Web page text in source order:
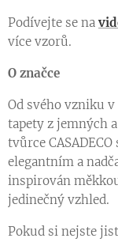
Podívejte se na
více vzorů.
O značce
Od svého vzniku
tapety z jemných
tvůrce
elegantním a
inspirován
jedinečný vzhled.
Pokud si nejste